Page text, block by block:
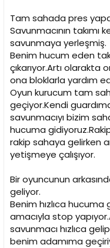
Tam sahada pres
Savunmacının takımı
savunmaya yerleşmiş.
Benim hucum eden
çıkarıyor.Artı
ona bloklarla yardım
Oyun kurucum tam
geçiyor.Kendi
savunmacıyı bizim
hucuma gidiyoruz.Rakip
rakip sahaya gelirken
yetişmeye çalışıyor.
Bir oyuncunun
geliyor.
Benim hızlıca
amacıyla stop
savunmacı hızlıca
benim adamıma